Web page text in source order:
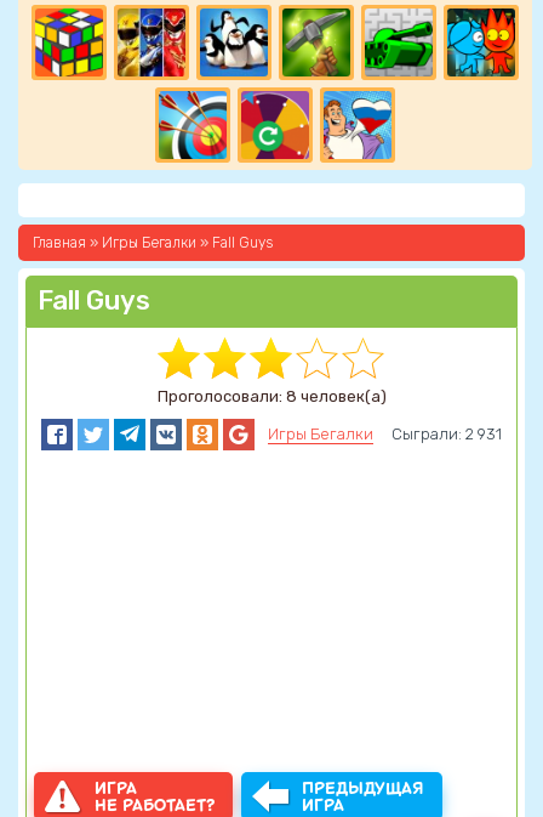
Главная » Игры Бегалки » Fall Guys
Fall Guys
Проголосовали: 8 человек(а)
Игры Бегалки Сыграли: 2 931
ИГРА
НЕ РАБОТАЕТ?
ПРЕДЫДУЩАЯ
ИГРА